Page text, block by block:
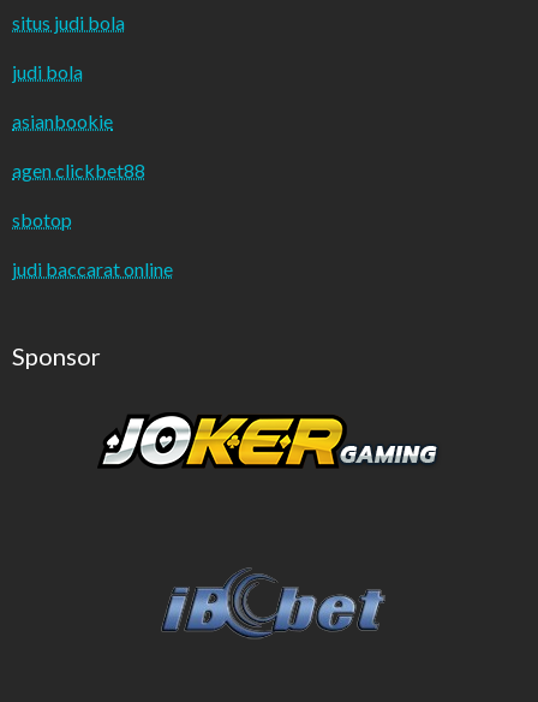
situs judi bola
judi bola
asianbookie
agen clickbet88
sbotop
judi baccarat online
Sponsor